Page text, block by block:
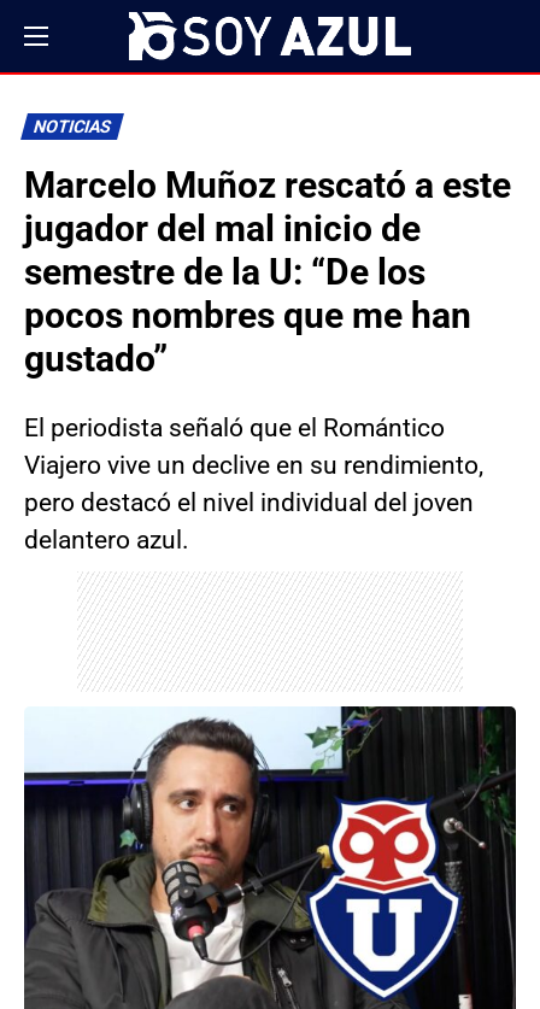
NOTICIAS
Marcelo Muñoz rescató a este
jugador del mal inicio de
semestre de la U: “De los
pocos nombres que me han
gustado”
El periodista señaló que el Romántico
Viajero vive un declive en su rendimiento,
pero destacó el nivel individual del joven
delantero azul.